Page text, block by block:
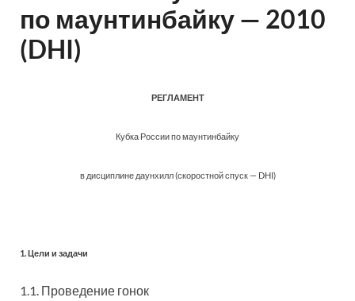
по маунтинбайку — 2010
(DHI)
РЕГЛАМЕНТ
Кубка России по маунтинбайку
в дисциплине даунхилл (скоростной спуск — DHI)
1. Цели и задачи
1.1. Проведение гонок